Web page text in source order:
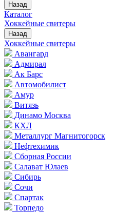
Назад
Каталог
Хоккейные свитеры
Назад
Хоккейные свитеры
Авангард
Адмирал
Ак Барс
Автомобилист
Амур
Витязь
Динамо Москва
КХЛ
Металлург Магнитогорск
Нефтехимик
Сборная России
Салават Юлаев
Сибирь
Сочи
Спартак
Торпедо